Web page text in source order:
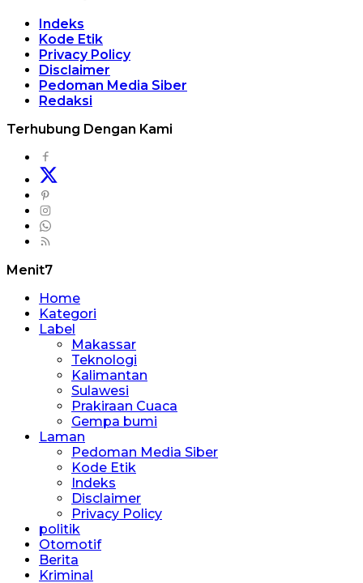
Indeks
Kode Etik
Privacy Policy
Disclaimer
Pedoman Media Siber
Redaksi
Terhubung Dengan Kami
Menit7
Home
Kategori
Label
Makassar
Teknologi
Kalimantan
Sulawesi
Prakiraan Cuaca
Gempa bumi
Laman
Pedoman Media Siber
Kode Etik
Indeks
Disclaimer
Privacy Policy
politik
Otomotif
Berita
Kriminal